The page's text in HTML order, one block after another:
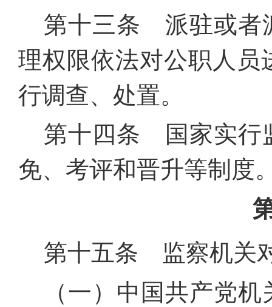
第十三条 派驻或者
理权限依法对公职人员
行调查、处置。
第十四条 国家实行
免、考评和晋升等制度
第十五条 监察机关
（一）中国共产党